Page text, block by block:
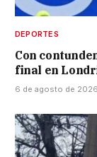
DEPORTES
Con
final en
6 de agosto de 2026